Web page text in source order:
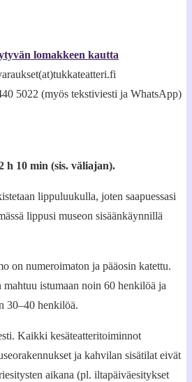
lomakkeen kautta
5022 (myös tekstiviesti ja WhatsApp)
h 10 min (sis. väliajan).
lippuluukulla, joten saapuessasi
lippusi museon sisäänkäynnillä
on numeroimaton ja pääosin katettu.
mahtuu istumaan noin 60 henkilöä ja
30–40 henkilöä.
Kaikki kesäteatteritoiminnot
ja kahvilan sisätilat eivät
aikana (pl. iltapäiväesitykset